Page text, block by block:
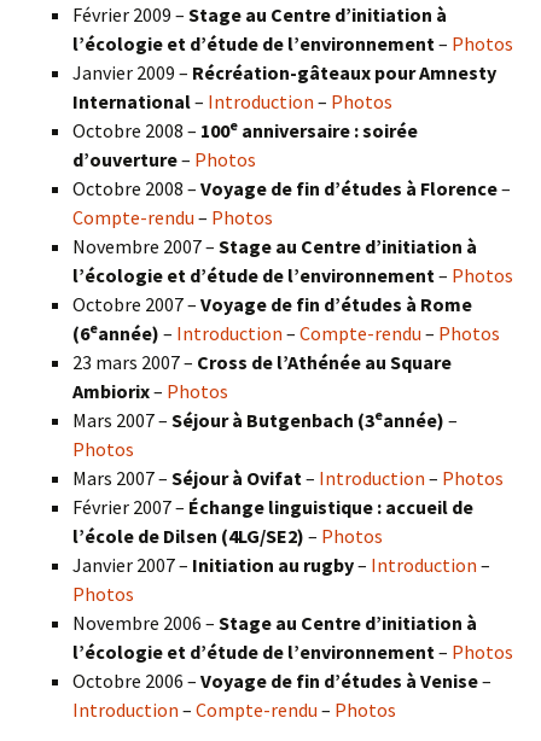
Février 2009 – Stage au Centre d’initiation à
l’écologie et d’étude de l’environnement – Photos
Janvier 2009 – Récréation-gâteaux pour Amnesty
International– Introduction – Photos
Octobre 2008 – 100e anniversaire : soirée
d’ouverture– Photos
Octobre 2008 – Voyage de fin d’études à Florence–
Compte-rendu – Photos
Novembre 2007 – Stage au Centre d’initiation à
l’écologie et d’étude de l’environnement – Photos
Octobre 2007 – Voyage de fin d’études à Rome
(6eannée) – Introduction – Compte-rendu – Photos
23 mars 2007 – Cross de l’Athénée au Square
Ambiorix– Photos
Mars 2007 – Séjour à Butgenbach (3eannée) –
Photos
Mars 2007 – Séjour à Ovifat – Introduction – Photos
Février 2007 – Échange linguistique : accueil de
l’école de Dilsen (4LG/SE2) – Photos
Janvier 2007 – Initiation au rugby– Introduction –
Photos
Novembre 2006 – Stage au Centre d’initiation à
l’écologie et d’étude de l’environnement – Photos
Octobre 2006 – Voyage de fin d’études à Venise–
Introduction – Compte-rendu – Photos